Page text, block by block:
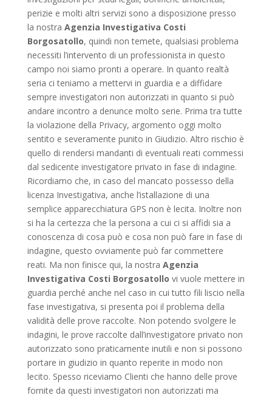
perizie e molti altri servizi sono a disposizione presso
la nostra Agenzia Investigativa Costi
Borgosatollo, quindi non temete, qualsiasi problema
necessiti l’intervento di un professionista in questo
campo noi siamo pronti a operare. In quanto realtà
seria ci teniamo a mettervi in guardia e a diffidare
sempre investigatori non autorizzati in quanto si può
andare incontro a denunce molto serie. Prima tra tutte
la violazione della Privacy, argomento oggi molto
sentito e severamente punito in Giudizio. Altro rischio è
quello di rendersi mandanti di eventuali reati commessi
dal sedicente investigatore privato in fase di indagine.
Ricordiamo che, in caso del mancato possesso della
licenza Investigativa, anche l’istallazione di una
semplice apparecchiatura GPS non è lecita. Inoltre non
si ha la certezza che la persona a cui ci si affidi sia a
conoscenza di cosa può e cosa non può fare in fase di
indagine, questo ovviamente può far commettere
reati. Ma non finisce qui, la nostra Agenzia
Investigativa Costi Borgosatollo vi vuole mettere in
guardia perché anche nel caso in cui tutto fili liscio nella
fase investigativa, si presenta poi il problema della
validità delle prove raccolte. Non potendo svolgere le
indagini, le prove raccolte dall’investigatore privato non
autorizzato sono praticamente inutili e non si possono
portare in giudizio in quanto reperite in modo non
lecito. Spesso riceviamo Clienti che hanno delle prove
fornite da questi investigatori non autorizzati ma